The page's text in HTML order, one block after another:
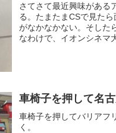
さてさて最近興味がある
る。たまたまCSで見た
がなかなかない。そした
なわけで、イオンシネマ
車椅子を押して名
車椅子を押してバリアフ
く。